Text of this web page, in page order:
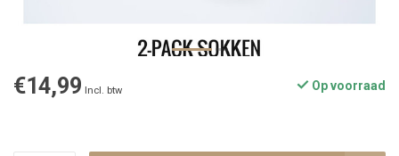
€14,99 Incl. btw Op voorraad